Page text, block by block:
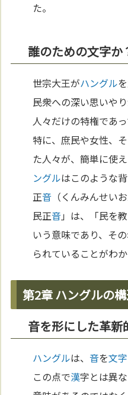
た。
誰のための文字か
世宗大王がハングル
民衆への深い思いや
人々だけの特権であ
特に、庶民や女性、
た人々が、簡単に使
ングルはこのような
正音 （くんみんせい
民正音」は、「民を
いう意味であり、そ
られていることがわか
第2章 ハングルの
音を形にした革新
ハングルは、音を文字
この点で漢字とは異